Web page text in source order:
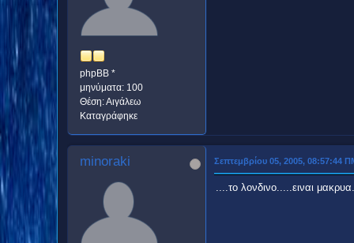
phpBB *
μηνύματα: 100
Θέση: Αιγάλεω
Καταγράφηκε
minoraki Σεπτεμβρίου 05, 2005, 08:57:44
....το λονδινο.....ειναι